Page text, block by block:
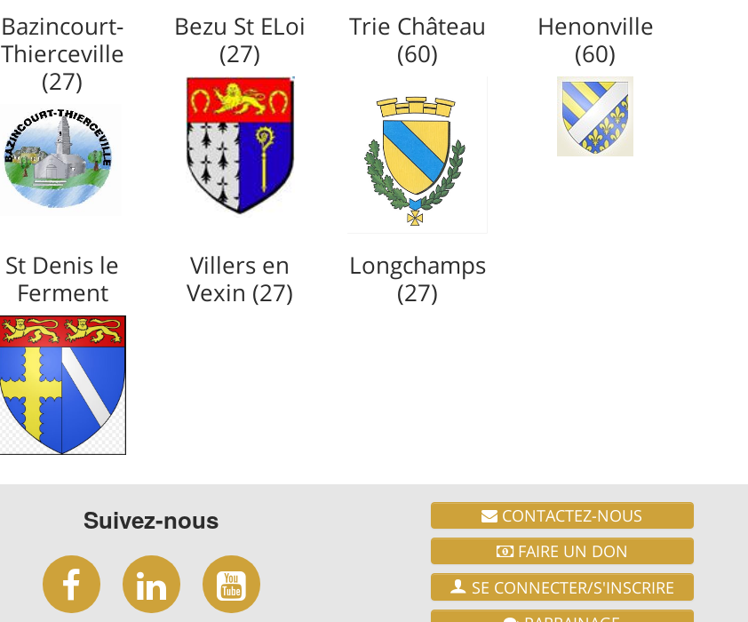
Bazincourt-
Thierceville
(27)
Bezu St ELoi
(27)
Trie Château
(60)
Henonville
(60)
St Denis le
Ferment
Villers en
Vexin (27)
Longchamps
(27)
Suivez-nous
CONTACTEZ-NOUS
FAIRE UN DON
SE CONNECTER/S'INSCRIRE